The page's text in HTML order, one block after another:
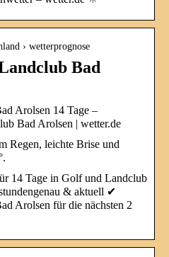
› wetterprognose
Bad
Arolsen 14 Tage –
Bad Arolsen | wetter.de
Regen, leichte Brise und
14 Tage in Golf und Landclub
& aktuell ✔
Arolsen für die nächsten 2